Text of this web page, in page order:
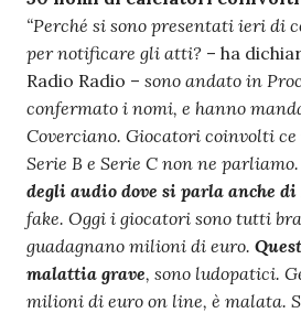
“Perché si sono presentati ieri di
per notificare gli atti? – ha
Radio Radio – sono andato in
confermato i nomi, e hanno
Coverciano. Giocatori coinvolti ce
Serie B e Serie C non ne parliamo.
degli audio dove si parla anche
fake. Oggi i giocatori sono tutti
guadagnano milioni di euro.
malattia grave, sono ludopatici.
milioni di euro on line, è malata.